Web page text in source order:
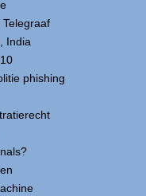
Telegraaf
India
phishing